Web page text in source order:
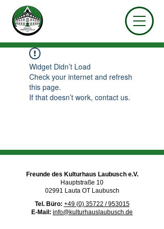
Widget Didn’t Load
Check your internet and refresh
this page.
If that doesn’t work, contact us.
Freunde des Kulturhaus Laubusch e.V.
Hauptstraße 10
02991 Lauta OT Laubusch
Tel. Büro: +49 (0) 35722 / 953015
E-Mail: info@kulturhauslaubusch.de